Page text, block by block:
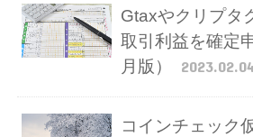
Gtaxやクリプタ
取引利益を確定
月版）
2023.02.04
コインチェック